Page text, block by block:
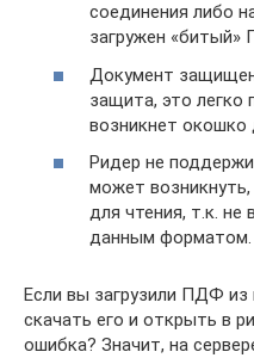
соединения либо
загружен «битый»
Документ
защита, это легко
возникнет окошко
Ридер не
может
для чтения, т.к.
данным форматом.
Если вы загрузили ПДФ из
скачать его и открыть в
ошибка? Значит, на